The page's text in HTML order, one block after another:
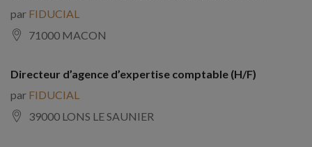
par FIDUCIAL
71000 MACON
Directeur d’agence d’expertise comptable (H/F)
par FIDUCIAL
39000 LONS LE SAUNIER